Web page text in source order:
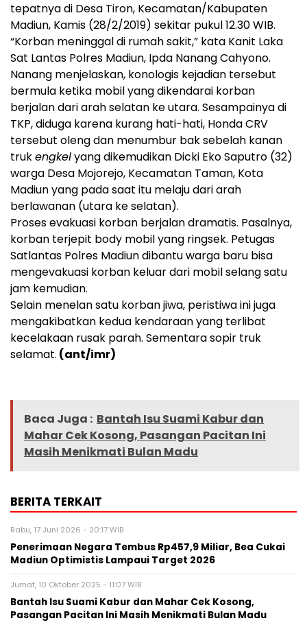
tepatnya di Desa Tiron, Kecamatan/Kabupaten
Madiun, Kamis (28/2/2019) sekitar pukul 12.30 WIB.
“Korban meninggal di rumah sakit,” kata Kanit Laka
Sat Lantas Polres Madiun, Ipda Nanang Cahyono.
Nanang menjelaskan, konologis kejadian tersebut
bermula ketika mobil yang dikendarai korban
berjalan dari arah selatan ke utara. Sesampainya di
TKP, diduga karena kurang hati-hati, Honda CRV
tersebut oleng dan menumbur bak sebelah kanan
trukengkelyang dikemudikan Dicki Eko Saputro (32)
warga Desa Mojorejo, Kecamatan Taman, Kota
Madiun yang pada saat itu melaju dari arah
berlawanan (utara ke selatan).
Proses evakuasi korban berjalan dramatis. Pasalnya,
korban terjepit body mobil yang ringsek. Petugas
Satlantas Polres Madiun dibantu warga baru bisa
mengevakuasi korban keluar dari mobil selang satu
jam kemudian.
Selain menelan satu korban jiwa, peristiwa ini juga
mengakibatkan kedua kendaraan yang terlibat
kecelakaan rusak parah. Sementara sopir truk
selamat. (ant/imr)
Baca Juga : Bantah Isu Suami Kabur dan
Mahar Cek Kosong, Pasangan Pacitan Ini
Masih Menikmati Bulan Madu
BERITA TERKAIT
Rabu, 17 Juni 2026 - 20:17 WIB
Penerimaan Negara Tembus Rp457,9 Miliar, Bea Cukai
Madiun Optimistis Lampaui Target 2026
Jumat, 10 Oktober 2025 - 11:07 WIB
Bantah Isu Suami Kabur dan Mahar Cek Kosong,
Pasangan Pacitan Ini Masih Menikmati Bulan Madu